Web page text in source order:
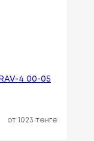
4 00-05
от 1023 тенге